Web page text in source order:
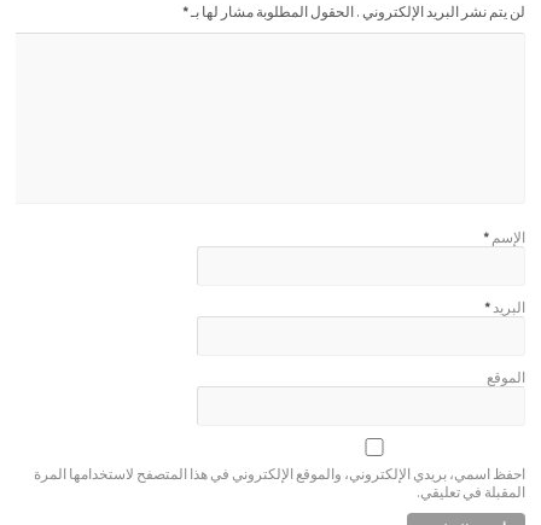
لن يتم نشر البريد الإلكتروني . الحقول المطلوبة مشار لها بـ*
الإسم *
البريد*
الموقع
احفظ اسمي، بريدي الإلكتروني، والموقع الإلكتروني في هذا المتصفح لاستخدامها المرة
المقبلة في تعليقي.